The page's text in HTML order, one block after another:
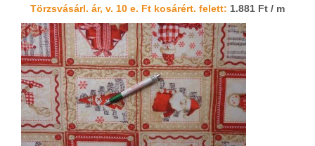
Törzsvásárl. ár, v. 10 e. Ft kosárért. felett: 1.881 Ft / m